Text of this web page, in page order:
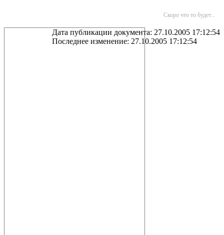
Скоро что то будет...
Дата публикации документа: 27.10.2005 17:12:54
Последнее изменение: 27.10.2005 17:12:54